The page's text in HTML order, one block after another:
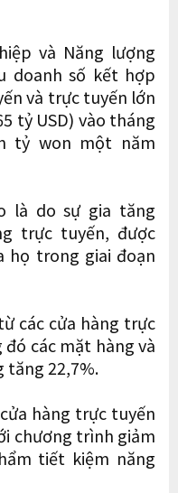
và Năng lượng
doanh số kết hợp
và trực tuyến lớn
tỷ USD) vào tháng
tỷ won một năm
là do sự gia tăng
trực tuyến, được
họ trong giai đoạn
các cửa hàng trực
các mặt hàng và
tăng 22,7%.
hàng trực tuyến
chương trình giảm
tiết kiệm năng